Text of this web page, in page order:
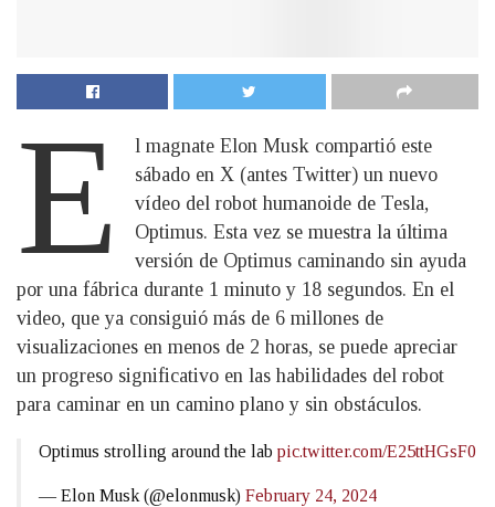
E
l magnate Elon Musk compartió este
sábado en X (antes Twitter) un nuevo
vídeo del robot humanoide de Tesla,
Optimus. Esta vez se muestra la última
versión de Optimus caminando sin ayuda
por una fábrica durante 1 minuto y 18 segundos. En el
video, que ya consiguió más de 6 millones de
visualizaciones en menos de 2 horas, se puede apreciar
un progreso significativo en las habilidades del robot
para caminar en un camino plano y sin obstáculos.
Optimus strolling around the lab pic.twitter.com/E25ttHGsF0
— Elon Musk (@elonmusk) February 24, 2024